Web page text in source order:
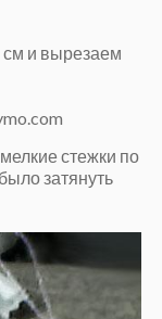
см и вырезаем
стежки по
затянуть